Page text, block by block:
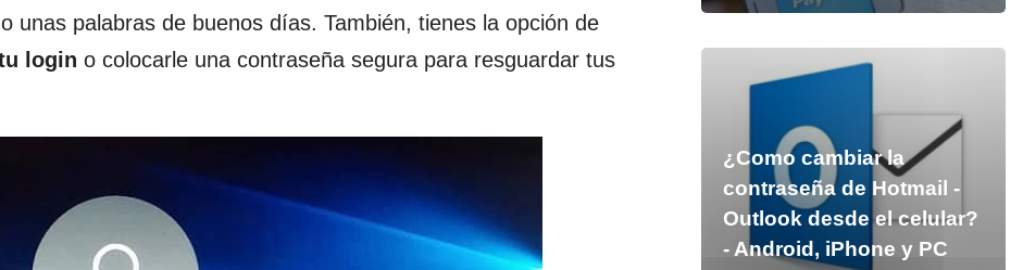
unas palabras de buenos días. También, tienes la opción de
login o colocarle una contraseña segura para resguardar tus
¿Como cambiar la
contraseña de Hotmail -
Outlook desde el celular?
- Android, iPhone y PC